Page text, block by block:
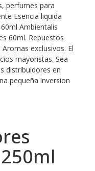
perfumes para
Esencia liquida
Ambientalis
60ml. Repuestos
exclusivos. El
mayoristas. Sea
distribuidores en
pequeña inversion